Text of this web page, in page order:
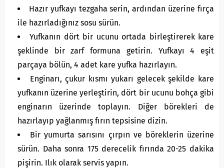
Hazır yufkayı tezgaha serin, ardından üzerine fırça
ile hazırladığınız sosu sürün.
Yufkanın dört bir ucunu ortada birleştirerek kare
şeklinde bir zarf formuna getirin. Yufkayı 4 eşit
parçaya bölün, 4 adet kare yufka hazırlayın.
Enginarı, çukur kısmı yukarı gelecek şekilde kare
yufkanın üzerine yerleştirin, dört bir ucunu bohça gibi
enginarın üzerinde toplayın. Diğer börekleri de
hazırlayıp yağlanmış fırın tepsisine dizin.
Bir yumurta sarısını çırpın ve böreklerin üzerine
sürün. Daha sonra 175 derecelik fırında 20-25 dakika
pişirin. Ilık olarak servis yapın.